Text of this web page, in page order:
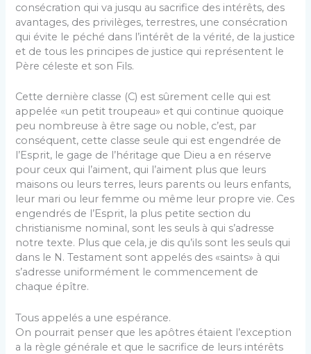
consécration qui va jusqu au sacrifice des inté­rêts, des
avantages, des privilèges, terrestres, une consécration
qui évite le péché dans l’intérêt de la vérité, de la justice
et de tous les principes de justice qui représentent le
Père céleste et son Fils.
Cette dernière classe (C) est sûrement celle qui est
appelée «un petit troupeau» et qui continue quoique
peu nombreuse à être sage ou noble, c’est, par
conséquent, cette classe seule qui est engendrée de
l’Esprit, le gage de l’héritage que Dieu a en réserve
pour ceux qui l’aiment, qui l’aiment plus que leurs
maisons ou leurs terres, leurs parents ou leurs enfants,
leur mari ou leur femme ou même leur propre vie. Ces
en­gendrés de l’Esprit, la plus petite section du
christianisme nominal, sont les seuls à qui s’adresse
notre texte. Plus que cela, je dis qu’ils sont les seuls qui
dans le N. Testament sont appelés des «saints» à qui
s’adresse uniformément le commen­cement de
chaque épître.
Tous appelés a une espérance.
On pourrait penser que les apôtres étaient l’exception
a la règle générale et que le sacrifice de leurs intérêts